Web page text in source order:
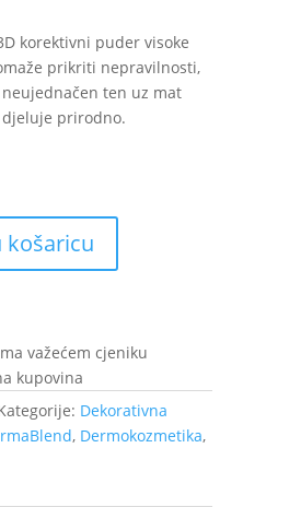
korektivni puder visoke
prikriti nepravilnosti,
ten uz mat
prirodno.
košaricu
važećem cjeniku
kupovina
Dekorativna
, Dermokozmetika,